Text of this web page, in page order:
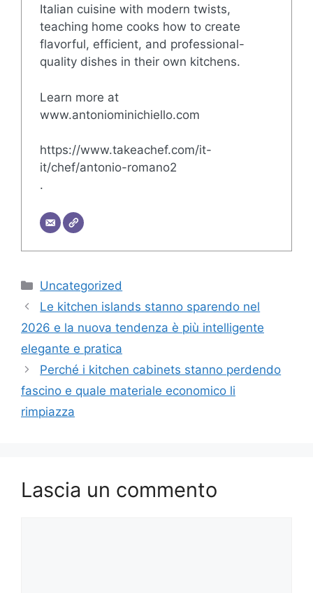
Italian cuisine with modern twists,
teaching home cooks how to create
flavorful, efficient, and professional-
quality dishes in their own kitchens.
Learn more at
www.antoniominichiello.com
https://www.takeachef.com/it-
it/chef/antonio-romano2
.
Categorie
Uncategorized
Le kitchen islands stanno sparendo nel
2026 e la nuova tendenza è più intelligente
elegante e pratica
Perché i kitchen cabinets stanno perdendo
fascino e quale materiale economico li
rimpiazza
Lascia un commento